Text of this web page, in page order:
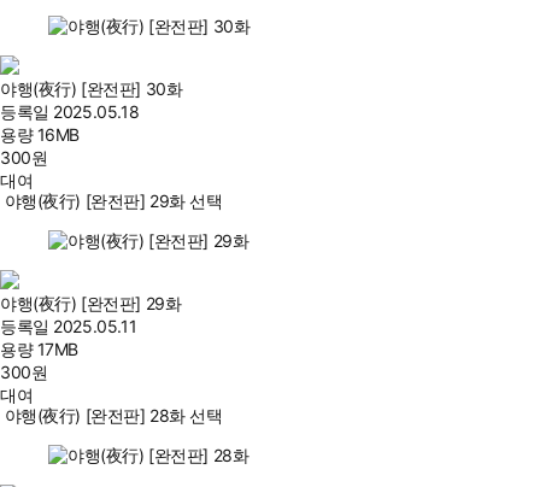
야행(夜行) [완전판] 30화
등록일 2025.05.18
용량16MB
300원
대여
야행(夜行) [완전판] 29화 선택
야행(夜行) [완전판] 29화
등록일 2025.05.11
용량17MB
300원
대여
야행(夜行) [완전판] 28화 선택